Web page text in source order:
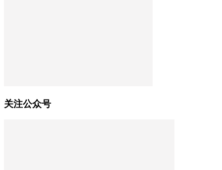
关注公众号